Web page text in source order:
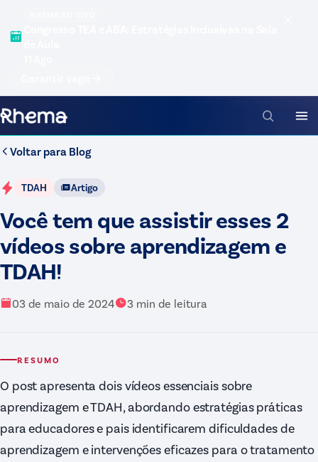
Voltar para Blog
TDAH Artigo
Você tem que assistir esses 2
vídeos sobre aprendizagem e
TDAH!
03 de maio de 2024 3 min de leitura
RESUMO
O post apresenta dois vídeos essenciais sobre
aprendizagem e TDAH, abordando estratégias práticas
para educadores e pais identificarem dificuldades de
aprendizagem e intervenções eficazes para o tratamento